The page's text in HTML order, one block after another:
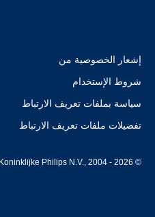
إشعار الخصوصية من
شروط الإستخدام
سياسة بملفات تعريف الارتباط
تفضيلات ملفات تعريف الارتباط
© Koninklijke Philips N.V., 2004 - 2026. كل الحقوق محفوظة.